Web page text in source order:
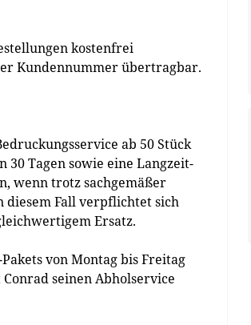
kostenfrei
Kundennummer übertragbar.
ab 50 Stück
30 Tagen sowie eine Langzeit-
wenn trotz sachgemäßer
Fall verpflichtet sich
Ersatz.
von Montag bis Freitag
seinen Abholservice